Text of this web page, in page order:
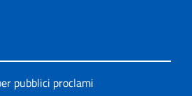
pubblici proclami